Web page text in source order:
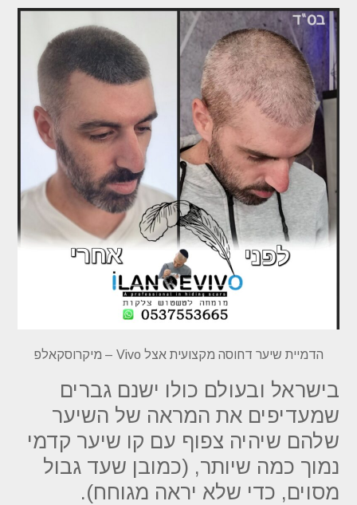
הדמיית שיער דחוסה מקצועית אצל Vivo – מיקרוסקאלפ
בישראל ובעולם כולו ישנם גברים
שמעדיפים את המראה של השיער
שלהם שיהיה צפוף עם קו שיער קדמי
נמוך כמה שיותר, (כמובן שעד גבול
מסוים, כדי שלא יראה מגוחח).